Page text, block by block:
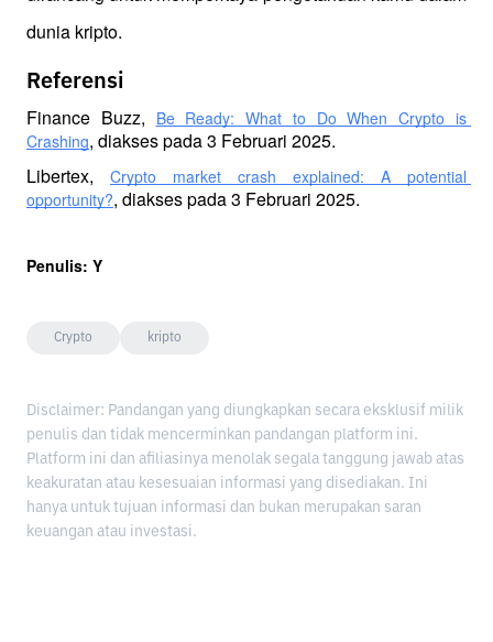
dunia kripto.
Referensi
Finance Buzz, Be Ready: What to Do When Crypto is
Crashing, diakses pada 3 Februari 2025.
Libertex, Crypto market crash explained: A potential
opportunity?, diakses pada 3 Februari 2025.
Penulis: Y
Crypto kripto
Disclaimer: Pandangan yang diungkapkan secara eksklusif milik
penulis dan tidak mencerminkan pandangan platform ini.
Platform ini dan afiliasinya menolak segala tanggung jawab atas
keakuratan atau kesesuaian informasi yang disediakan. Ini
hanya untuk tujuan informasi dan bukan merupakan saran
keuangan atau investasi.